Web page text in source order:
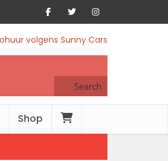
Search
Shop